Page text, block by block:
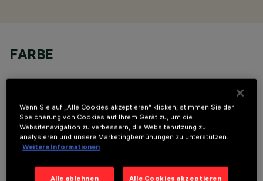
FARBE
OPTIONALE KOMPONENTEN
Wenn Sie auf „Alle Cookies akzeptieren“ klicken, stimmen Sie der
Speicherung von Cookies auf Ihrem Gerät zu, um die
Websitenavigation zu verbessern, die Websitenutzung zu
analysieren und unsere Marketingbemühungen zu unterstützen.
Weitere Informationen
Alle ablehnen Alle Cookies akzeptieren